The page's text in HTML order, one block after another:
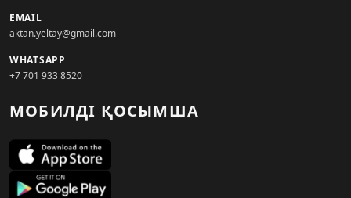
EMAIL
aktan.yeltay@gmail.com
WHATSAPP
+7 701 933 8520
МОБИЛДІ ҚОСЫМША